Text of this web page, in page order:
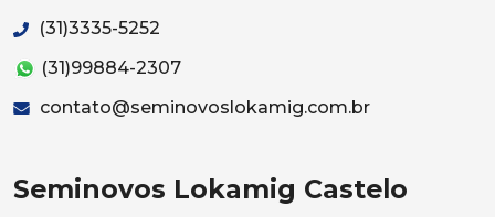
(31)3335-5252
(31)99884-2307
contato@seminovoslokamig.com.br
Seminovos Lokamig Castelo